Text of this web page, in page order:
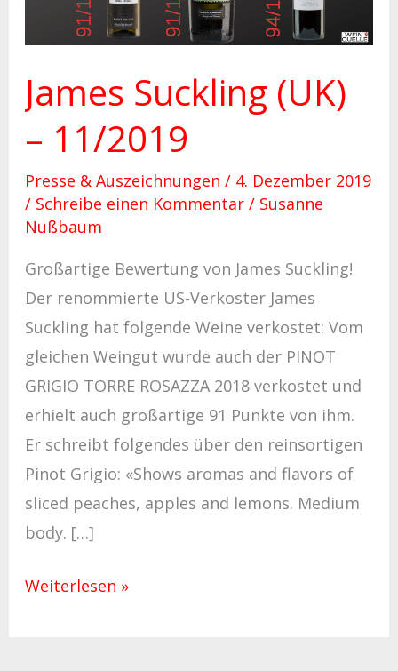
James Suckling (UK)
– 11/2019
Presse & Auszeichnungen / 4. Dezember 2019
/ Schreibe einen Kommentar / Susanne
Nußbaum
Großartige Bewertung von James Suckling!
Der renommierte US-Verkoster James
Suckling hat folgende Weine verkostet: Vom
gleichen Weingut wurde auch der PINOT
GRIGIO TORRE ROSAZZA 2018 verkostet und
erhielt auch großartige 91 Punkte von ihm.
Er schreibt folgendes über den reinsortigen
Pinot Grigio: «Shows aromas and flavors of
sliced peaches, apples and lemons. Medium
body. […]
Weiterlesen »